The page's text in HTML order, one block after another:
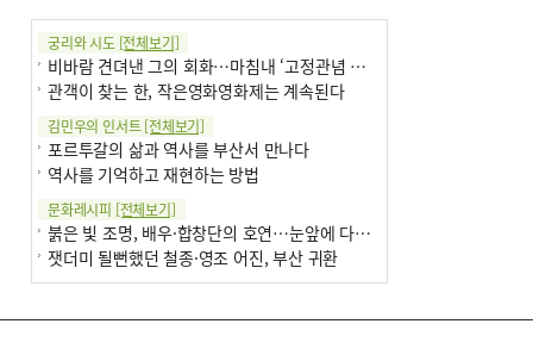
궁리와 시도 [전체보기]
비바람 견뎌낸 그의 회화…마침내 ‘고정관념 감옥’서 해방
관객이 찾는 한, 작은영화영화제는 계속된다
김민우의 인서트[전체보기]
포르투갈의 삶과 역사를 부산서 만나다
역사를 기억하고 재현하는 방법
문화레시피 [전체보기]
붉은 빛 조명, 배우·합창단의 호연…눈앞에 다가온 부산오페라하우스
잿더미 될뻔했던 철종·영조 어진, 부산 귀환
현실의 고통, 은유의 詩로 담다 外